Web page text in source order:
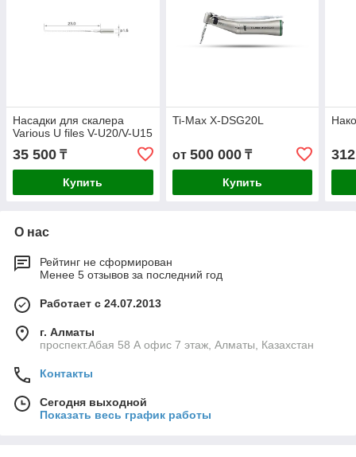
Насадки для скалера
Various U files V-U20/V-U15
35 500 ₸
Купить
Ti-Max X-DSG20L
от 500 000₸
Купить
О нас
Рейтинг не сформирован
Менее 5 отзывов за последний год
Работает с 24.07.2013
г. Алматы
проспект.Абая 58 А офис 7 этаж, Алматы, Казахстан
Контакты
Сегодня выходной
Показать весь график работы